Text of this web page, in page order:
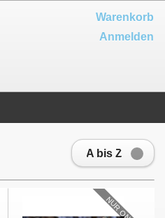
Warenkorb
Anmelden
A bis Z